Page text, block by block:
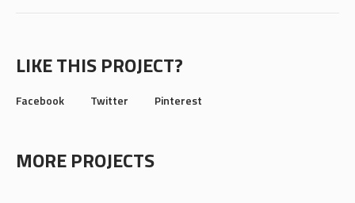
LIKE THIS PROJECT?
Facebook Twitter Pinterest
MORE PROJECTS